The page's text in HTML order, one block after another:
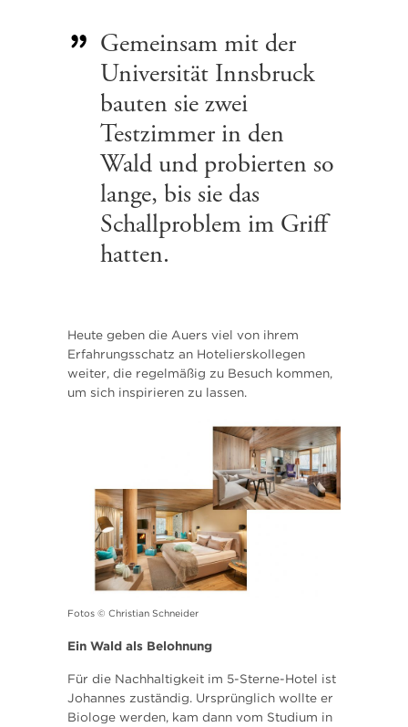
Gemeinsam mit der
Universität Innsbruck
bauten sie zwei
Testzimmer in den
Wald und probierten so
lange, bis sie das
Schallproblem im Griff
hatten.
Heute geben die Auers viel von ihrem
Erfahrungsschatz an Hotelierskollegen
weiter, die regelmäßig zu Besuch kommen,
um sich inspirieren zu lassen.
Fotos © Christian Schneider
Ein Wald als Belohnung
Für die Nachhaltigkeit im 5-Sterne-Hotel ist
Johannes zuständig. Ursprünglich wollte er
Biologe werden, kam dann vom Studium in